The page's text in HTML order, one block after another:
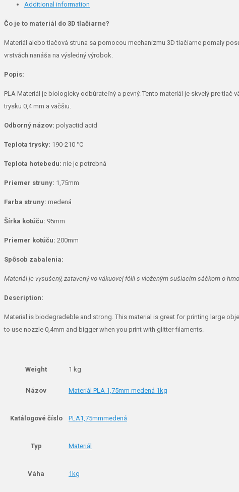
quantity
Additional information
Čo je to materiál do 3D tlačiarne?
Materiál alebo tlačová struna sa pomocou mechanizmu 3D tlačiarne pomaly
vrstvách nanáša na výsledný výrobok.
Popis:
PLA Materiál je biologicky odbúrateľný a pevný. Tento materiál je skvelý pre
trysku 0,4 mm a väčšiu.
Odborný názov: polyactid acid
Teplota trysky: 190-210 °C
Teplota hotebedu: nie je potrebná
Priemer struny: 1,75mm
Farba struny: medená
Šírka kotúču: 95mm
Priemer kotúču: 200mm
Spôsob zabalenia:
Materiál je vysušený, zatavený vo vákuovej fólii s vloženým sušiacim sáčkom o
Description:
Material is biodegradeble and strong. This material is great for printing large
to use nozzle 0,4mm and bigger when you print with glitter-filaments.
Weight 1 kg
Názov Materiál PLA 1,75mm medená 1kg
Katálogové číslo PLA1,75mmmedená
Typ Materiál
Váha 1kg